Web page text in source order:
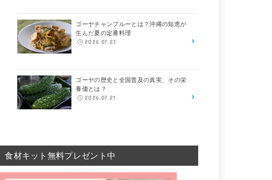
ゴーヤチャンプルーとは？沖縄の知恵が
生んだ夏の定番料理
2026.07.23
ゴーヤの歴史と全国普及の真実、その栄
養価とは？
2026.07.21
食材キット無料プレゼント中